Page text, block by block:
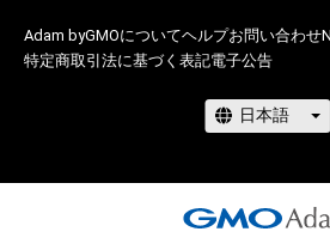
方、著作隣接権の権利者またはその管
何らの法的責任も負わないものとします
このアイテムに関するお問い合わせ先
Adam byGMOについてヘルプお問い合わせ
特定商取引法に基づく表記電子公告